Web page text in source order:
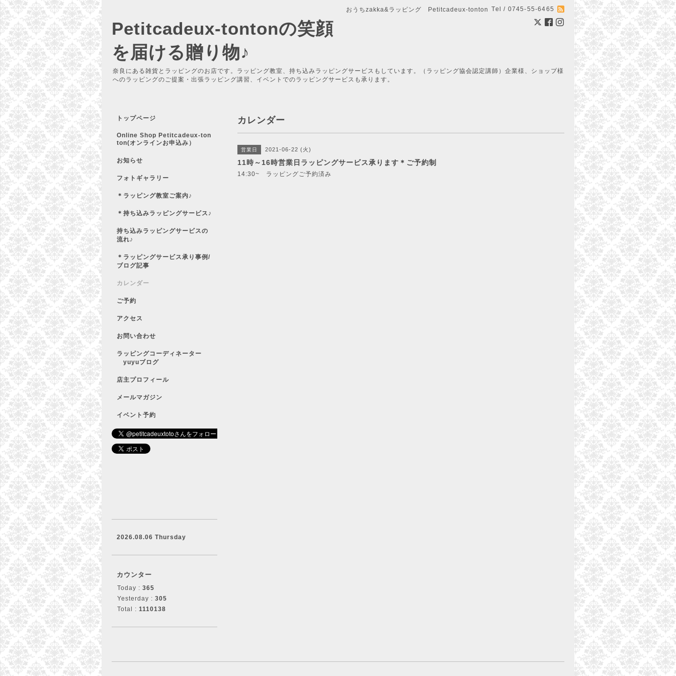
おうちzakka&ラッピング Petitcadeux-tonton Tel / 0745-55-6465
Petitcadeux-tontonの笑顔
を届ける贈り物♪
奈良にある雑貨とラッピングのお店です。ラッピング教室、持ち込みラッピングサービスもしています。（ラッピング協会認定講師）企業様、ショップ様
へのラッピングのご提案・出張ラッピング講習、イベントでのラッピングサービスも承ります。
カレンダー
営業日 2021-06-22 (火)
11時～16時営業日ラッピングサービス承ります＊ご予約制
14:30~ ラッピングご予約済み
トップページ
Online Shop Petitcadeux-ton
ton(オンラインお申込み）
お知らせ
フォトギャラリー
＊ラッピング教室ご案内♪
＊持ち込みラッピングサービス♪
持ち込みラッピングサービスの
流れ♪
＊ラッピングサービス承り事例/
ブログ記事
カレンダー
ご予約
アクセス
お問い合わせ
ラッピングコーディネーター
yuyuブログ
店主プロフィール
メールマガジン
イベント予約
2026.08.06 Thursday
カウンター
Today : 365
Yesterday : 305
Total : 1110138